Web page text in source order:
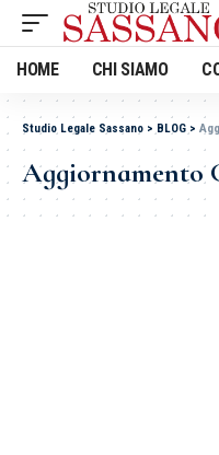
HOME CHI SIAMO
Studio Legale Sassano > BLOG >
Aggiornamento